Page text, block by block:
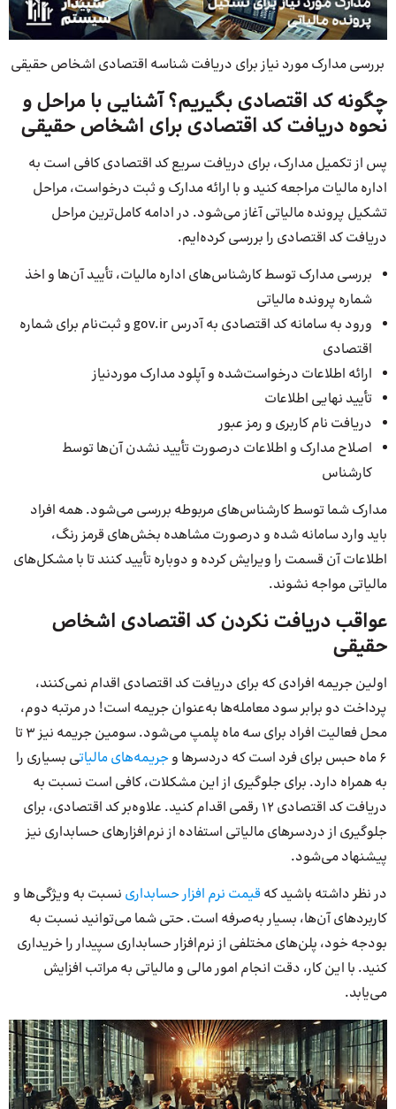
بررسی مدارک مورد نیاز برای دریافت شناسه اقتصادی اشخاص حقیقی
چگونه کد اقتصادی بگیریم؟ آشنایی با مراحل و
نحوه دریافت کد اقتصادی برای اشخاص حقیقی
پس از تکمیل مدارک، برای دریافت سریع کد اقتصادی کافی است به
اداره مالیات مراجعه کنید و با ارائه مدارک و ثبت درخواست، مراحل
تشکیل پرونده مالیاتی آغاز می‌شود. در ادامه کامل‌ترین مراحل
دریافت کد اقتصادی را بررسی کرده‌ایم.
بررسی مدارک توسط کارشناس‌های اداره مالیات، تأیید آن‌ها و اخذ
شماره پرونده مالیاتی
ورود به سامانه کد اقتصادی به آدرس gov.ir و ثبت‌نام برای شماره
اقتصادی
ارائه اطلاعات درخواست‌شده و آپلود مدارک موردنیاز
تأیید نهایی اطلاعات
دریافت نام کاربری و رمز عبور
اصلاح مدارک و اطلاعات در‌صورت تأیید نشدن آن‌ها توسط
کارشناس
مدارک شما توسط کارشناس‌های مربوطه بررسی می‌شود. همه افراد
باید وارد سامانه شده و در‌صورت مشاهده بخش‌های قرمز رنگ،
اطلاعات آن قسمت را ویرایش کرده و دوباره تأیید کنند تا با مشکل‌های
مالیاتی مواجه نشوند.
عواقب دریافت نکردن کد اقتصادی اشخاص
حقیقی
اولین جریمه افرادی که برای دریافت کد اقتصادی اقدام نمی‌کنند،
پرداخت دو برابر سود معامله‌ها به‌عنوان جریمه است! در مرتبه دوم،
محل فعالیت افراد برای سه ماه پلمپ می‌‌شود. سومین جریمه نیز 3 تا
6 ماه حبس برای فرد است که دردسرها و
جریمه‌های مالیاتی بسیاری را
به همراه دارد. برای جلوگیری از این مشکلات، کافی است نسبت به
دریافت کد اقتصادی 12 رقمی اقدام کنید. علاوه‌بر کد اقتصادی، برای
جلوگیری از دردسرهای مالیاتی استفاده از نرم‌افزارهای حسابداری نیز
پیشنهاد می‌شود.
در نظر داشته باشید که قیمت نرم افزار حسابداری نسبت به ویژگی‌ها و
کاربردهای آن‌ها، بسیار به‌صرفه است. حتی شما می‌توانید نسبت به
بودجه خود، پلن‌های مختلفی از نرم‌افزار حسابداری سپیدار را خریداری
کنید. با این کار، دقت انجام امور مالی و مالیاتی به مراتب افزایش
می‌یابد.